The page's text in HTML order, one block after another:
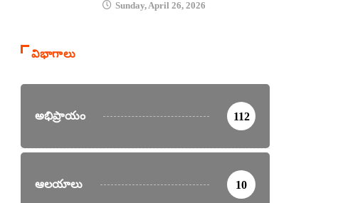
Sunday, April 26, 2026
విభాగాలు
అభిప్రాయం 112
ఆలయాలు 10